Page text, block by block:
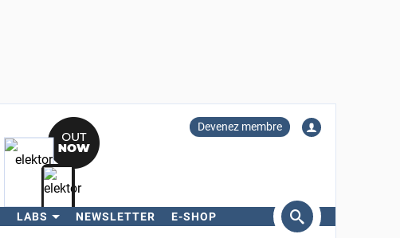
Devenez membre
LABS NEWSLETTER E-SHOP